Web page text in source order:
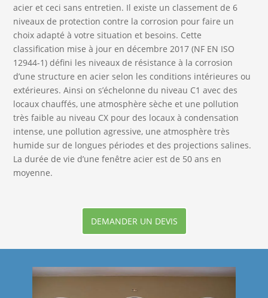
acier et ceci sans entretien. Il existe un classement de 6
niveaux de protection contre la corrosion pour faire un
choix adapté à votre situation et besoins. Cette
classification mise à jour en décembre 2017 (NF EN ISO
12944-1) défini les niveaux de résistance à la corrosion
d’une structure en acier selon les conditions intérieures ou
extérieures. Ainsi on s’échelonne du niveau C1 avec des
locaux chauffés, une atmosphère sèche et une pollution
très faible au niveau CX pour des locaux à condensation
intense, une pollution agressive, une atmosphère très
humide sur de longues périodes et des projections salines.
La durée de vie d’une fenêtre acier est de 50 ans en
moyenne.
DEMANDER UN DEVIS